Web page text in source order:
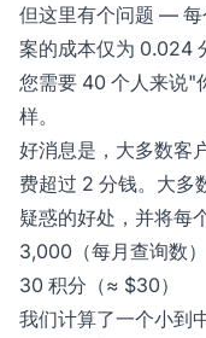
但这里有个问题 —
案的成本仅为 0.024
您需要 40 个人来说"
样。
好消息是，大多数客
费超过 2 分钱。大多
疑惑的好处，并将每
3,000（每月查询数
30 积分（≈ $30）
我们计算了一个小到